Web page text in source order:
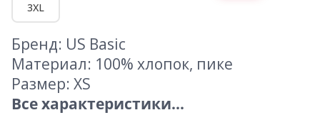
3XL
Бренд: US Basic
Материал: 100% хлопок, пике
Размер: XS
Все характеристики...